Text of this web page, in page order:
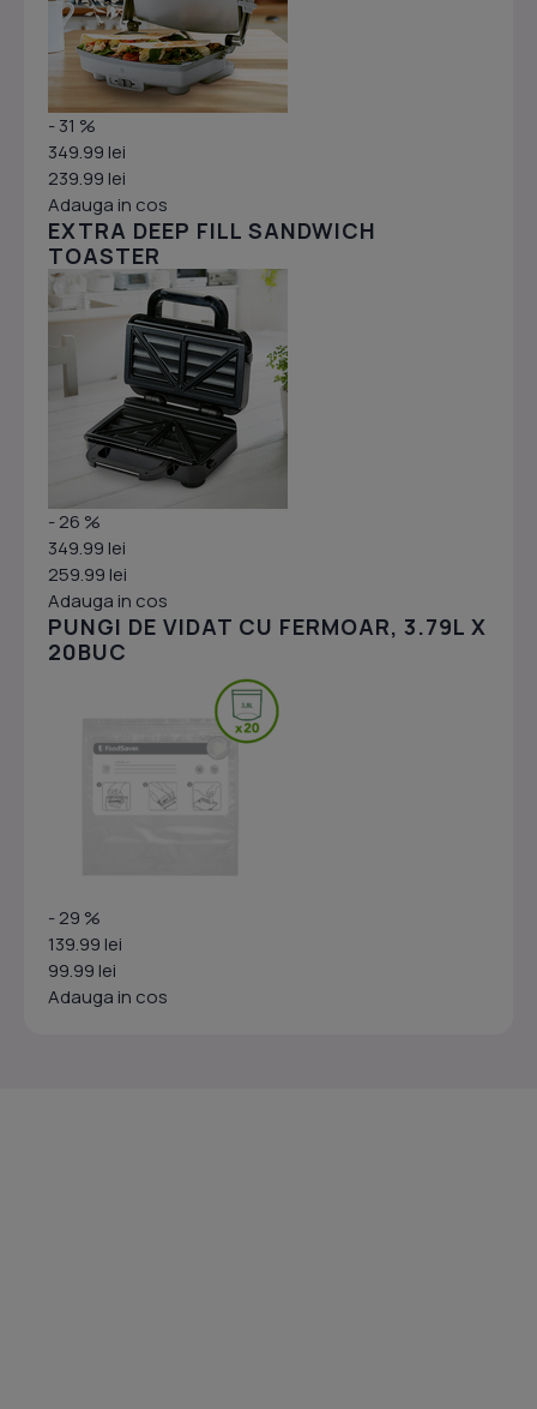
- 31 %
349.99 lei
239.99 lei
Adauga in cos
EXTRA DEEP FILL SANDWICH
TOASTER
- 26 %
349.99 lei
259.99 lei
Adauga in cos
PUNGI DE VIDAT CU FERMOAR, 3.79L X
20BUC
- 29 %
139.99 lei
99.99 lei
Adauga in cos